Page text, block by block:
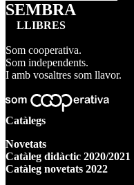
SEMBRA
LLIBRES
Som cooperativa.
Som independents.
I amb vosaltres som llavor.
Catàlegs
Novetats
Catàleg didàctic 2020/2021
Catàleg novetats 2022